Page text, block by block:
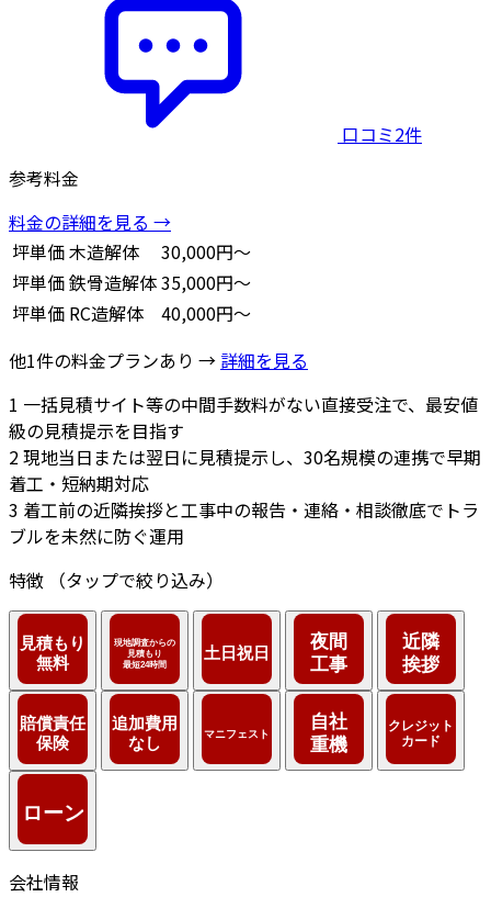
口コミ2件
参考料金
料金の詳細を見る →
坪単価木造解体
30,000円～
坪単価鉄骨造解体35,000円～
坪単価 RC造解体
40,000円～
他1件の料金プランあり → 詳細を見る
1 一括見積サイト等の中間手数料がない直接受注で、最安値
級の見積提示を目指す
2現地当日または翌日に見積提示し、30名規模の連携で早期
着工・短納期対応
3 着工前の近隣挨拶と工事中の報告・連絡・相談徹底でトラ
ブルを未然に防ぐ運用
特徴
（タップで絞り込み）
会社情報